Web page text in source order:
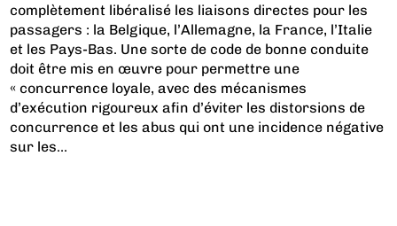
complètement libéralisé les liaisons directes pour les
passagers : la Belgique, l’Allemagne, la France, l’Italie
et les Pays-Bas. Une sorte de code de bonne conduite
doit être mis en œuvre pour permettre une
« concurrence loyale, avec des mécanismes
d’exécution rigoureux afin d’éviter les distorsions de
concurrence et les abus qui ont une incidence négative
sur les...